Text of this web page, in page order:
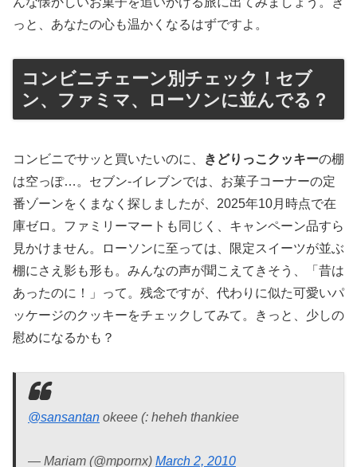
っと、あなたの心も温かくなるはずですよ。
コンビニチェーン別チェック！セブ
ン、ファミマ、ローソンに並んでる？
コンビニでサッと買いたいのに、 きどりっこクッキーの棚
は空っぽ…。セブン-イレブンでは、お菓子コーナーの定
番ゾーンをくまなく探しましたが、2025年10月時点で在
庫ゼロ。ファミリーマートも同じく、キャンペーン品すら
見かけません。ローソンに至っては、限定スイーツが並ぶ
棚にさえ影も形も。みんなの声が聞こえてきそう、「昔は
あったのに！」って。残念ですが、代わりに似た可愛いパ
ッケージのクッキーをチェックしてみて。きっと、少しの
慰めになるかも？
@sansantan okeee (: heheh thankiee
— Mariam (@mpornx) March 2, 2010